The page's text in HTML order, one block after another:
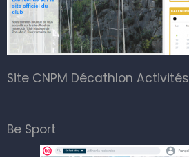
Site CNPM Décathlon Activités
Be Sport